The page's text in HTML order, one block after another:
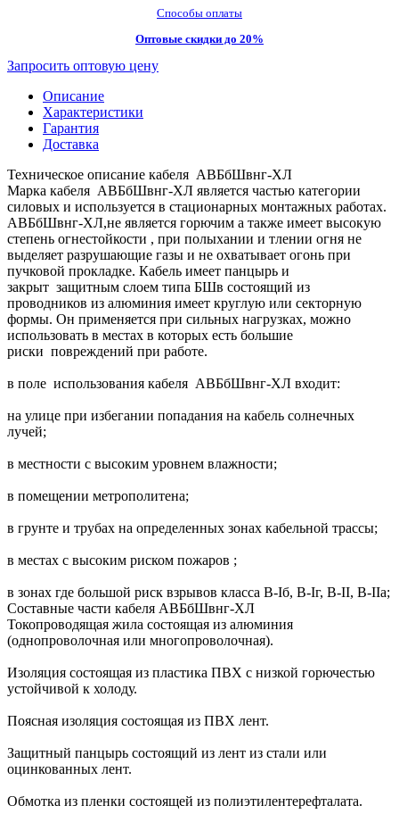
Способы оплаты
Оптовые скидки до 20%
Запросить оптовую цену
Описание
Характеристики
Гарантия
Доставка
Техническое описание кабеля АВБбШвнг-ХЛ
Марка кабеля АВБбШвнг-ХЛ является частью категории
силовых и используется в стационарных монтажных работах.
АВБбШвнг-ХЛ,не является горючим а также имеет высокую
степень огнестойкости , при полыхании и тлении огня не
выделяет разрушающие газы и не охватывает огонь при
пучковой прокладке. Кабель имеет панцырь и
закрыт защитным слоем типа БШв состоящий из
проводников из алюминия имеет круглую или секторную
формы. Он применяется при сильных нагрузках, можно
использовать в местах в которых есть большие
риски повреждений при работе.
в поле использования кабеля АВБбШвнг-ХЛ входит:
на улице при избегании попадания на кабель солнечных
лучей;
в местности с высоким уровнем влажности;
в помещении метрополитена;
в грунте и трубах на определенных зонах кабельной трассы;
в местах с высоким риском пожаров ;
в зонах где большой риск взрывов класса B-Iб, B-Iг, В-II, В-IIа;
Составные части кабеля АВБбШвнг-ХЛ
Токопроводящая жила состоящая из алюминия
(однопроволочная или многопроволочная).
Изоляция состоящая из пластика ПВХ с низкой горючестью
устойчивой к холоду.
Поясная изоляция состоящая из ПВХ лент.
Защитный панцырь состоящий из лент из стали или
оцинкованных лент.
Обмотка из пленки состоящей из полиэтилентерефталата.